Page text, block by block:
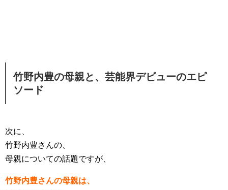
竹野内豊の母親と、芸能界デビューのエピ
ソード
次に、
竹野内豊さんの、
母親についての話題ですが、
竹野内豊さんの母親は、